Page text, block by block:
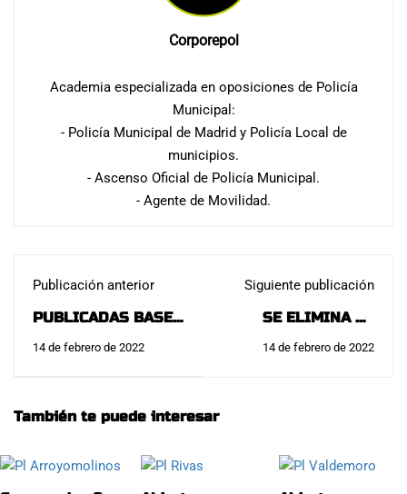
Corporepol
Academia especializada en oposiciones de Policía
Municipal:
- Policía Municipal de Madrid y Policía Local de
municipios.
- Ascenso Oficial de Policía Municipal.
- Agente de Movilidad.
Publicación anterior
PUBLICADAS BASES
21 PLAZAS POLICÍA
14 de febrero de 2022
Siguiente publicación
SE ELIMINA LA
ESTATURA PARA
14 de febrero de 2022
También te puede interesar